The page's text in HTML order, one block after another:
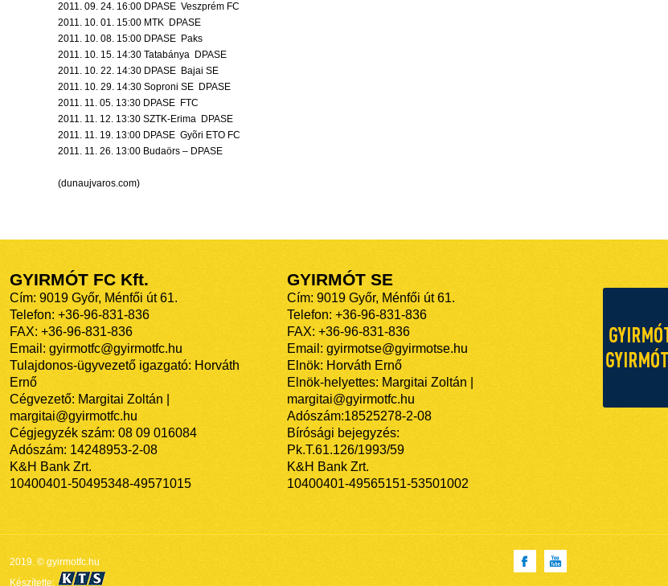
2011. 09. 24. 16:00 DPASE  Veszprém FC
2011. 10. 01. 15:00 MTK  DPASE
2011. 10. 08. 15:00 DPASE  Paks
2011. 10. 15. 14:30 Tatabánya  DPASE
2011. 10. 22. 14:30 DPASE  Bajai SE
2011. 10. 29. 14:30 Soproni SE  DPASE
2011. 11. 05. 13:30 DPASE  FTC
2011. 11. 12. 13:30 SZTK-Erima  DPASE
2011. 11. 19. 13:00 DPASE  Gyõri ETO FC
2011. 11. 26. 13:00 Budaörs – DPASE
(dunaujvaros.com)
GYIRMÓT FC Kft.
Cím: 9019 Győr, Ménfői út 61.
Telefon: +36-96-831-836
FAX: +36-96-831-836
Email: gyirmotfc@gyirmotfc.hu
Tulajdonos-ügyvezető igazgató: Horváth
Ernő
Cégvezető: Margitai Zoltán |
margitai@gyirmotfc.hu
Cégjegyzék szám: 08 09 016084
Adószám: 14248953-2-08
K&H Bank Zrt.
10400401-50495348-49571015
GYIRMÓT SE
Cím: 9019 Győr, Ménfői út 61.
Telefon: +36-96-831-836
FAX: +36-96-831-836
Email: gyirmotse@gyirmotse.hu
Elnök: Horváth Ernő
Elnök-helyettes: Margitai Zoltán |
margitai@gyirmotfc.hu
Adószám:18525278-2-08
Bírósági bejegyzés:
Pk.T.61.126/1993/59
K&H Bank Zrt.
10400401-49565151-53501002
2019. © gyirmotfc.hu
Készítette: